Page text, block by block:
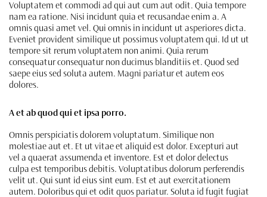
Voluptatem et commodi ad qui aut cum aut odit. Quia tempore
nam ea ratione. Nisi incidunt quia et recusandae enim a. A
omnis quasi amet vel. Qui omnis in incidunt ut asperiores dicta.
Eveniet provident similique ut possimus voluptatem qui. Id ut ut
tempore sit rerum voluptatem non animi. Quia rerum
consequatur consequatur non ducimus blanditiis et. Quod sed
saepe eius sed soluta autem. Magni pariatur et autem eos
dolores.
A et ab quod qui et ipsa porro.
Omnis perspiciatis dolorem voluptatum. Similique non
molestiae aut et. Et ut vitae et aliquid est dolor. Excepturi aut
vel a quaerat assumenda et inventore. Est et dolor delectus
culpa est temporibus debitis. Voluptatibus dolorum perferendis
velit ut. Qui sunt id eius sint eum. Est et aut exercitationem
autem. Doloribus qui et odit quos pariatur. Soluta id fugit fugiat